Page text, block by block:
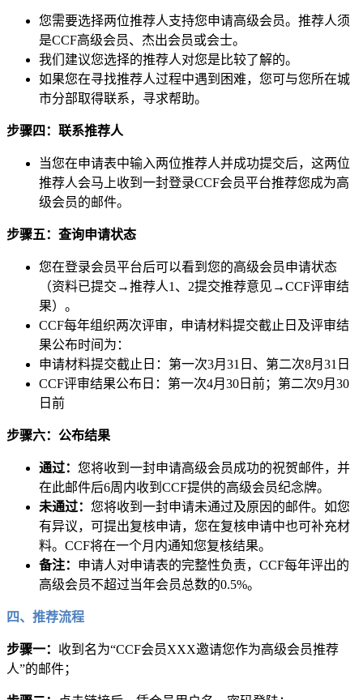
您需要选择两位推荐人支持您申请高级会员。推荐人须
是CCF高级会员、杰出会员或会士。
我们建议您选择的推荐人对您是比较了解的。
如果您在寻找推荐人过程中遇到困难，您可与您所在城
市分部取得联系，寻求帮助。
步骤四：联系推荐人
当您在申请表中输入两位推荐人并成功提交后，这两位
推荐人会马上收到一封登录CCF会员平台推荐您成为高
级会员的邮件。
步骤五：查询申请状态
您在登录会员平台后可以看到您的高级会员申请状态
（资料已提交→推荐人1、2提交推荐意见→CCF评审结
果）。
CCF每年组织两次评审，申请材料提交截止日及评审结
果公布时间为：
申请材料提交截止日：第一次3月31日、第二次8月31日
CCF评审结果公布日：第一次4月30日前；第二次9月30
日前
步骤六：公布结果
通过： 您将收到一封申请高级会员成功的祝贺邮件，并
在此邮件后6周内收到CCF提供的高级会员纪念牌。
未通过： 您将收到一封申请未通过及原因的邮件。如您
有异议，可提出复核申请，您在复核申请中也可补充材
料。CCF将在一个月内通知您复核结果。
备注： 申请人对申请表的完整性负责，CCF每年评出的
高级会员不超过当年会员总数的0.5%。
四、推荐流程
步骤一： 收到名为“CCF会员XXX邀请您作为高级会员推荐
人”的邮件；